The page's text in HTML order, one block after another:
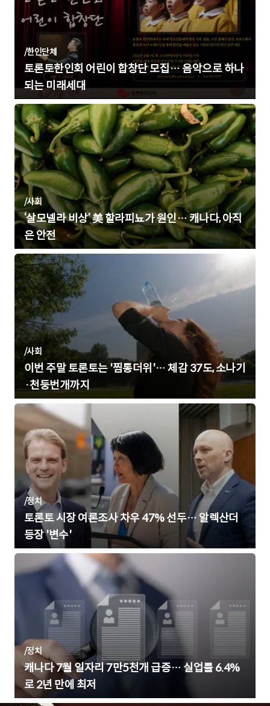
/한인단체
토론토한인회 어린이 합창단 모집… 음악으로 하나
되는 미래세대
/사회
‘살모넬라 비상’ 美 할라피뇨가 원인… 캐나다, 아직
은 안전
/사회
이번 주말 토론토는 '찜통더위'… 체감 37도, 소나기
·천둥번개까지
/정치
토론토 시장 여론조사 차우 47% 선두… 알렉산더
등장 '변수'
/정치
캐나다 7월 일자리 7만5천개 급증… 실업률 6.4%
로 2년 만에 최저